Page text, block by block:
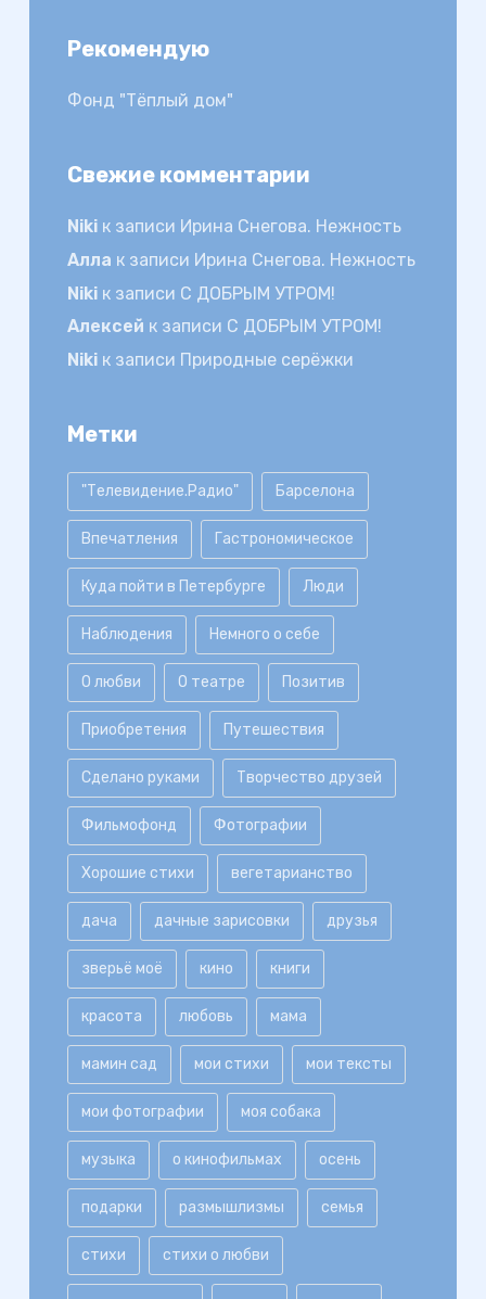
Рекомендую
Фонд "Тёплый дом"
Свежие комментарии
Nikiк записи Ирина Снегова. Нежность
Алла к записи Ирина Снегова. Нежность
Nikiк записи С ДОБРЫМ УТРОМ!
Алексей к записи С ДОБРЫМ УТРОМ!
Nikiк записи Природные серёжки
Метки
"Телевидение.Радио" Барселона
Впечатления Гастрономическое
Куда пойти в Петербурге Люди
Наблюдения Немного о себе
О любви О театре Позитив
Приобретения Путешествия
Сделано руками Творчество друзей
Фильмофонд Фотографии
Хорошие стихи вегетарианство
дача дачные зарисовки друзья
зверьё моё кино книги
красота любовь мама
мамин сад мои стихи мои тексты
мои фотографии моя собака
музыка о кинофильмах осень
подарки размышлизмы семья
стихи стихи о любви